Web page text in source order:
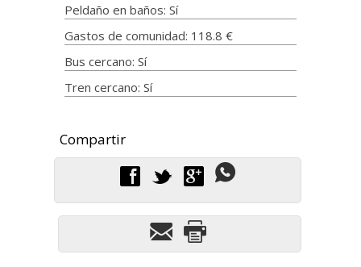
Peldaño en baños: Sí
Gastos de comunidad: 118.8 €
Bus cercano: Sí
Tren cercano: Sí
f t g